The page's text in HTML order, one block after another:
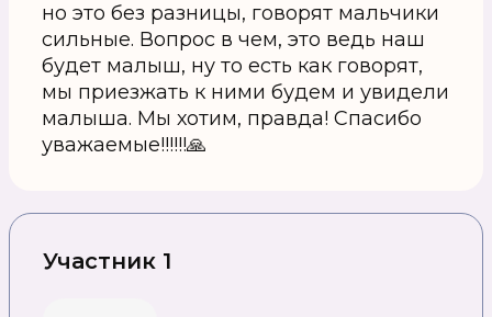
но это без разницы, говорят мальчики
сильные. Вопрос в чем, это ведь наш
будет малыш, ну то есть как говорят,
мы приезжать к ними будем и увидели
малыша. Мы хотим, правда! Спасибо
уважаемые!!!!!!🙏
Участник 1